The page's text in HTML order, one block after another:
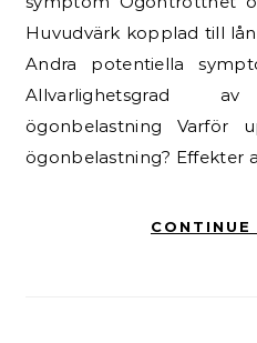
Huvudvärk kopplad till
Andra potentiella
Allvarlighetsgrad
ögonbelastning Varför
ögonbelastning? Effekter
CONTINUE